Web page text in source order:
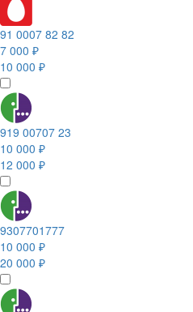
91 0007 82 82
7 000 ₽
10 000 ₽
919 00707 23
10 000 ₽
12 000 ₽
9307701777
10 000 ₽
20 000 ₽